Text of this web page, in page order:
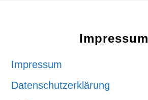
Impressum
Impressum
Datenschutzerklärung